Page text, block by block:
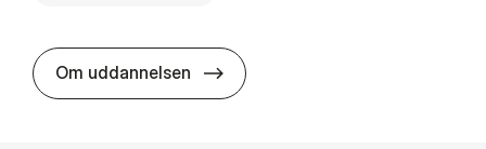
Om uddannelsen HA i mar­keds- og kul­tu­r­a­na­ly­se